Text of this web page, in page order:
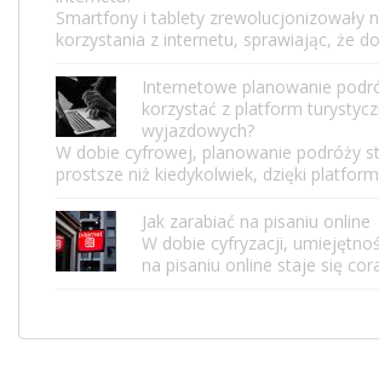
Smartfony i tablety zrewolucjonizowały
korzystania z internetu, sprawiając, że
Internetowe planowanie
korzystać z platform
wyjazdowych?
W dobie cyfrowej, planowanie podróży
prostsze niż kiedykolwiek, dzięki
Jak zarabiać na pisaniu online
W dobie cyfryzacji,
na pisaniu online staje się